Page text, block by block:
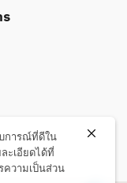
การณ์ที่ดีใน
ะเอียดได้ที่
ความเป็นส่วน